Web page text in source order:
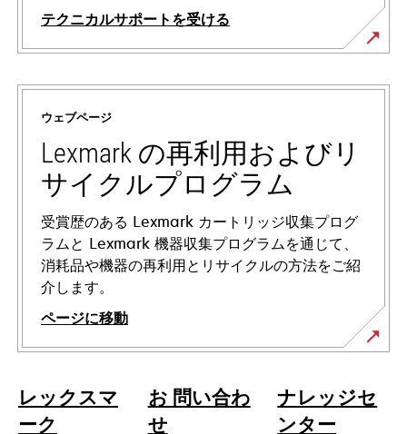
テクニカルサポートを受ける
新
し
ウェブページ
Lexmark の再利用およびリ
サイクルプログラム
受賞歴のある Lexmark カートリッジ収集プログ
ラムと Lexmark 機器収集プログラムを通じて、
消耗品や機器の再利用とリサイクルの方法をご紹
介します。
ページに移動
レックスマ
ーク
お 問い合わ
せ
ナレッジセ
ンター